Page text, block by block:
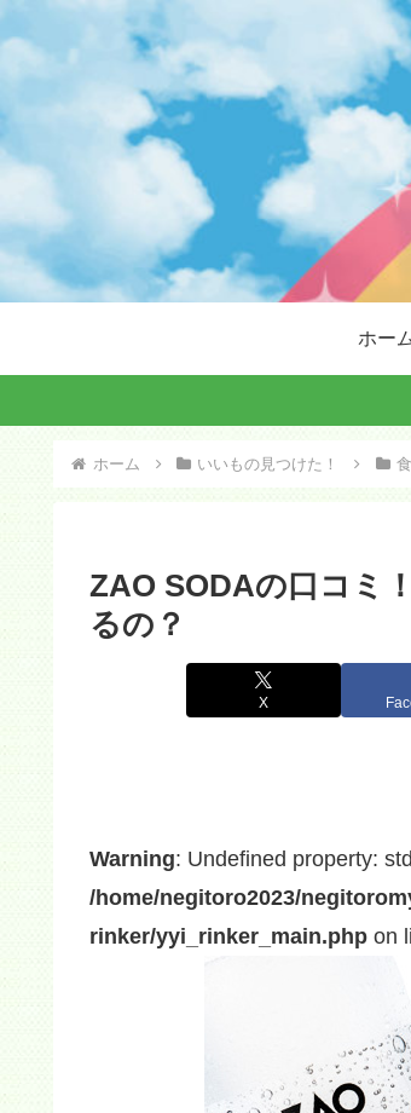
ホー
ホーム いいもの見つけた！
ZAO SODAの口コミ
るの？
X
Warning: Undefined property:
/home/negitoro2023/
rinker/yyi_rinker_main.php on